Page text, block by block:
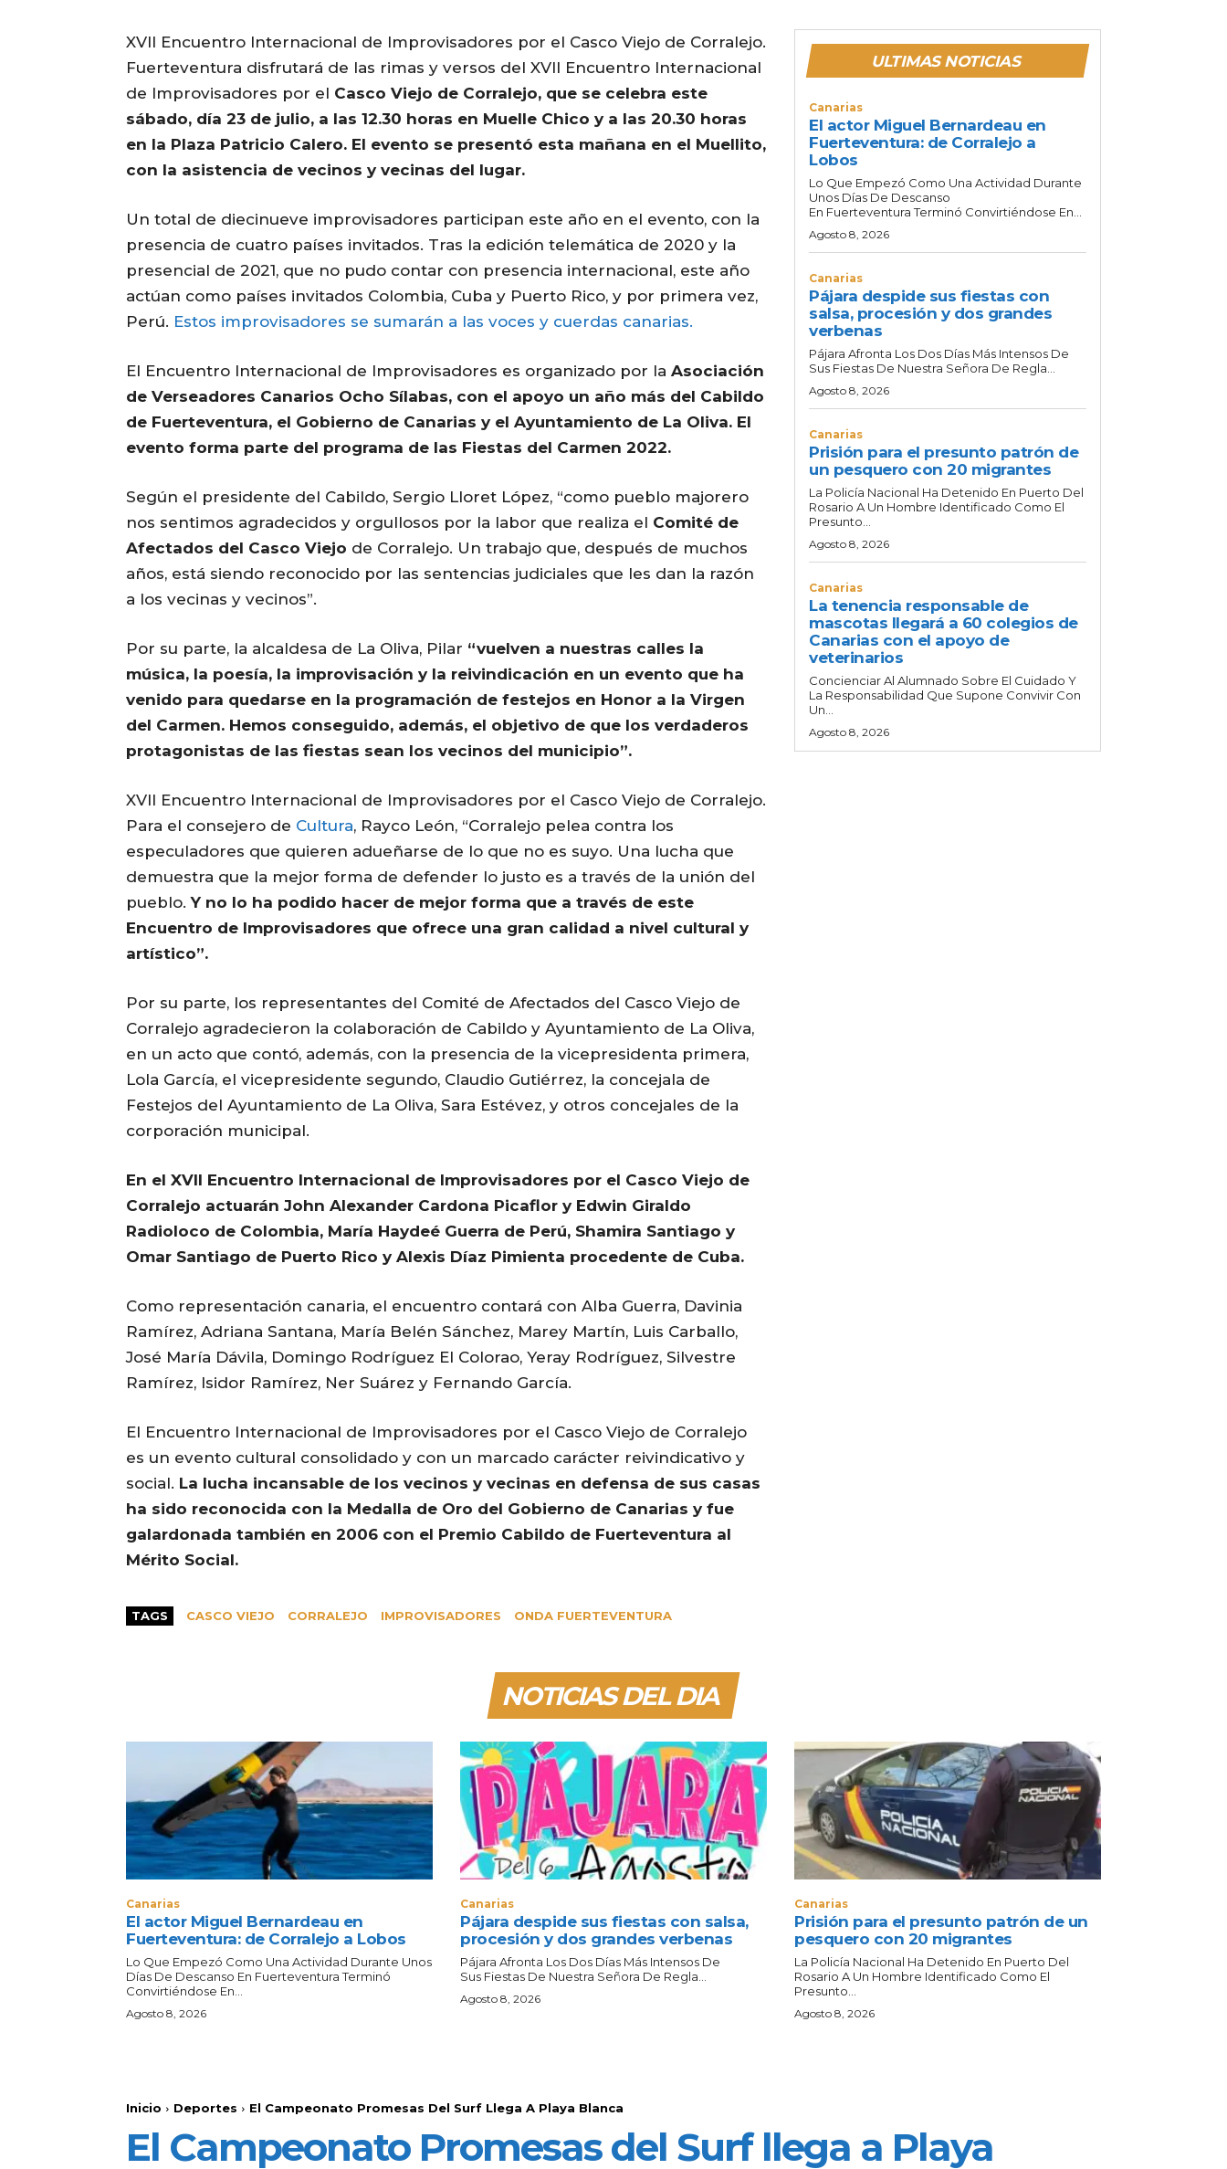
XVII Encuentro Internacional de Improvisadores por el Casco Viejo de Corralejo.
Fuerteventura disfrutará de las rimas y versos del XVII Encuentro Internacional
de Improvisadores por el Casco Viejo de Corralejo, que se celebra este
sábado, día 23 de julio, a las 12.30 horas en Muelle Chico y a las 20.30 horas
en la Plaza Patricio Calero. El evento se presentó esta mañana en el Muellito,
con la asistencia de vecinos y vecinas del lugar.
Un total de diecinueve improvisadores participan este año en el evento, con la
presencia de cuatro países invitados. Tras la edición telemática de 2020 y la
presencial de 2021, que no pudo contar con presencia internacional, este año
actúan como países invitados Colombia, Cuba y Puerto Rico, y por primera vez,
Perú. Estos improvisadores se sumarán a las voces y cuerdas canarias.
El Encuentro Internacional de Improvisadores es organizado por la Asociación
de Verseadores Canarios Ocho Sílabas, con el apoyo un año más del Cabildo
de Fuerteventura, el Gobierno de Canarias y el Ayuntamiento de La Oliva. El
evento forma parte del programa de las Fiestas del Carmen 2022.
Según el presidente del Cabildo, Sergio Lloret López, “como pueblo majorero
nos sentimos agradecidos y orgullosos por la labor que realiza el Comité de
Afectados del Casco Viejo de Corralejo. Un trabajo que, después de muchos
años, está siendo reconocido por las sentencias judiciales que les dan la razón
a los vecinas y vecinos”.
Por su parte, la alcaldesa de La Oliva, Pilar “vuelven a nuestras calles la
música, la poesía, la improvisación y la reivindicación en un evento que ha
venido para quedarse en la programación de festejos en Honor a la Virgen
del Carmen. Hemos conseguido, además, el objetivo de que los verdaderos
protagonistas de las fiestas sean los vecinos del municipio”.
XVII Encuentro Internacional de Improvisadores por el Casco Viejo de Corralejo.
Para el consejero de Cultura, Rayco León, “Corralejo pelea contra los
especuladores que quieren adueñarse de lo que no es suyo. Una lucha que
demuestra que la mejor forma de defender lo justo es a través de la unión del
pueblo.Y no lo ha podido hacer de mejor forma que a través de este
Encuentro de Improvisadores que ofrece una gran calidad a nivel cultural y
artístico”.
Por su parte, los representantes del Comité de Afectados del Casco Viejo de
Corralejo agradecieron la colaboración de Cabildo y Ayuntamiento de La Oliva,
en un acto que contó, además, con la presencia de la vicepresidenta primera,
Lola García, el vicepresidente segundo, Claudio Gutiérrez, la concejala de
Festejos del Ayuntamiento de La Oliva, Sara Estévez, y otros concejales de la
corporación municipal.
En el XVII Encuentro Internacional de Improvisadores por el Casco Viejo de
Corralejo actuarán John Alexander Cardona Picaflor y Edwin Giraldo
Radioloco de Colombia, María Haydeé Guerra de Perú, Shamira Santiago y
Omar Santiago de Puerto Rico y Alexis Díaz Pimienta procedente de Cuba.
Como representación canaria, el encuentro contará con Alba Guerra, Davinia
Ramírez, Adriana Santana, María Belén Sánchez, Marey Martín, Luis Carballo,
José María Dávila, Domingo Rodríguez El Colorao, Yeray Rodríguez, Silvestre
Ramírez, Isidor Ramírez, Ner Suárez y Fernando García.
El Encuentro Internacional de Improvisadores por el Casco Viejo de Corralejo
es un evento cultural consolidado y con un marcado carácter reivindicativo y
social. La lucha incansable de los vecinos y vecinas en defensa de sus casas
ha sido reconocida con la Medalla de Oro del Gobierno de Canarias y fue
galardonada también en 2006 con el Premio Cabildo de Fuerteventura al
Mérito Social.
TAGS CASCO VIEJO CORRALEJO IMPROVISADORES ONDA FUERTEVENTURA
ULTIMAS NOTICIAS
Canarias
El actor Miguel Bernardeau en
Fuerteventura: de Corralejo a
Lobos
Lo Que Empezó Como Una Actividad Durante
Unos Días De Descanso
En Fuerteventura Terminó Convirtiéndose En...
Agosto 8, 2026
Canarias
Pájara despide sus fiestas con
salsa, procesión y dos grandes
verbenas
Pájara Afronta Los Dos Días Más Intensos De
Sus Fiestas De Nuestra Señora De Regla...
Agosto 8, 2026
Canarias
Prisión para el presunto patrón de
un pesquero con 20 migrantes
La Policía Nacional Ha Detenido En Puerto Del
Rosario A Un Hombre Identificado Como El
Presunto...
Agosto 8, 2026
Canarias
La tenencia responsable de
mascotas llegará a 60 colegios de
Canarias con el apoyo de
veterinarios
Concienciar Al Alumnado Sobre El Cuidado Y
La Responsabilidad Que Supone Convivir Con
Un...
Agosto 8, 2026
NOTICIAS DEL DIA
Canarias
El actor Miguel Bernardeau en
Fuerteventura: de Corralejo a Lobos
Lo Que Empezó Como Una Actividad Durante Unos
Días De Descanso En Fuerteventura Terminó
Convirtiéndose En...
Agosto 8, 2026
Canarias
Pájara despide sus fiestas con salsa,
procesión y dos grandes verbenas
Pájara Afronta Los Dos Días Más Intensos De
Sus Fiestas De Nuestra Señora De Regla...
Agosto 8, 2026
Canarias
Prisión para el presunto patrón de un
pesquero con 20 migrantes
La Policía Nacional Ha Detenido En Puerto Del
Rosario A Un Hombre Identificado Como El
Presunto...
Agosto 8, 2026